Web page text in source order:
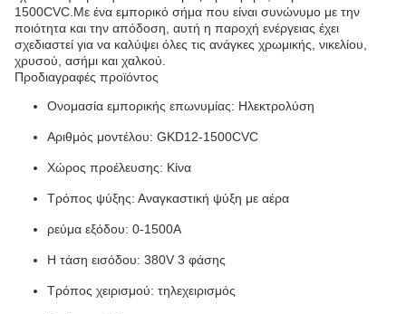
1500CVC.Με ένα εμπορικό σήμα που είναι συνώνυμο με την
ποιότητα και την απόδοση, αυτή η παροχή ενέργειας έχει
σχεδιαστεί για να καλύψει όλες τις ανάγκες χρωμικής, νικελίου,
χρυσού, ασήμι και χαλκού.
Προδιαγραφές προϊόντος
Ονομασία εμπορικής επωνυμίας: Ηλεκτρολύση
Αριθμός μοντέλου: GKD12-1500CVC
Χώρος προέλευσης: Κίνα
Τρόπος ψύξης: Αναγκαστική ψύξη με αέρα
ρεύμα εξόδου: 0-1500A
Η τάση εισόδου: 380V 3 φάσης
Τρόπος χειρισμού: τηλεχειρισμός